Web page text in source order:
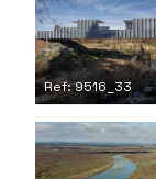
Ref: 9516_33